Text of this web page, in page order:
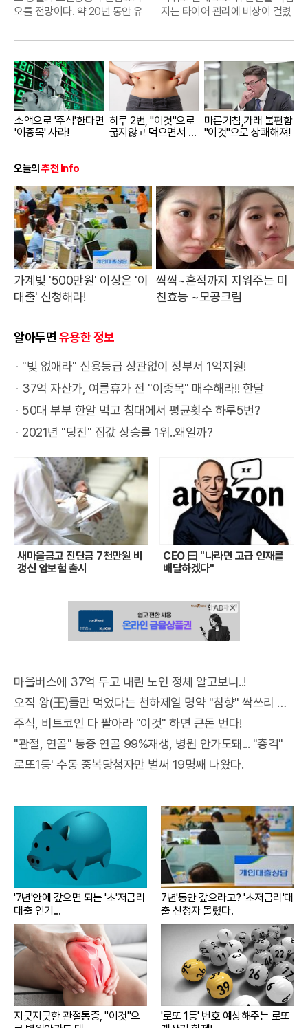
비자가 일부러 찾아가는 독창적
홈플러스가 저가 상품 확대에 그
등과의 경쟁에서 차별성을 확보
하기 어렵다는 것이다.앞으로 한
달은 홈플러스 회생의 최대 분수
령이 될 전망이다. 서울회생법원
이 제시한 회생계획안 가결 시한
은 다음 달 4일이다. 관계인 집회
홈플러스는 가오픈 이후 약 4주
을 증명해야 한다. 업계는 방문객
수, 객단가, 재고 회전율, 협력사
납품 정상화 여부가 채권단 설득
의 핵심 지표가 될 것으로 보고
있다.궁극적인 관건은 본사와 대
형마트, 온라인 사업을 포함한 잔
존 사업부문의 매각 가능성이다.
홈플러스는 전국 126개 점포 중
약 58개를 직접 보유하고 있어
있지만, 지난해 매각 시도는 본입
찰 참여자가 없어 무산됐다. 조사
위원인 삼일회계법인이 청산가
치가 존속가치보다 약 1조2000
억원 높다고 평가한 점도 부담이
억원 지원이 회생 성공을 의미한
다기보다 기업가치를 다시 평가
영업 재개 이후 실제 현금흐름 개
선이 확인되지 않으면 회생계획
인가와 M&A 모두 난항을 겪을
가능성이 크다. 홈플러스가 다시
문을 여는 이번 한 달은 생존 가
능성을 증명해야 하는 시험대가
될 전망이다.
어 수만 해도 6,600개를 넘어섰
개를 돌파할 것이 확실시된다. 올
대규모 인파가 몰리는 장소를 전
략적으로 선택해 접점을 넓혔다.
창원과 부산, 대구의 프로야구 경
기장에서 운영했던 '스트라이크
존' 팝업의 열기를 동해안으로 이
어오며 전국적인 안전 문화 확산
어 관리 문화를 정착시키기 위한
소통을 강화할 계획이다. 소비자
들에게 즐거운 브랜드 경험을 제
공함으로써 타이어가 단순한 소
모품이 아닌 안전을 지키는 핵심
부품이라는 인식을 심어주는 것
이 목표다. 망상해수욕장에서의
2차 행사는 오는 7일부터 9일까
지 다시 한번 문을 열고 피서객들
브랜드의 친밀감을 높이는 성공
적인 마케팅 모델로 자리 잡고 있
다.
헨의 신입생으로서 기대를 모았
의 입지에도 악영향을 미칠 것으
수비 라인의 자존심을 세워줄 것
으로 믿었던 팬들은 이토의 비매
너 플레이에 실망감을 감추지 못
하고 있다. 특히 한국 투어라는
상징적인 무대에서 개최국 팀의
선수를 상대로 위험한 파울을 범
대립으로까지 번질 조짐을 보이
고 있다. 일본 매체 사커 다이제
스트 역시 유럽 매체들의 비판 여
론을 비중 있게 다루며 이토를 향
한 싸늘한 시선을 전했다.제주S
K 측은 다행히 신상은 선수가 큰
부상을 피했다는 소식을 전했으
나, 구단 안팎에서는 친선전의 안
전 대책에 대한 우려가 쏟아지고
있다. 거액의 초청료를 지불하고
성사된 이벤트 경기에서 주력 선
른 뮌헨 구단 역시 승리에도 불구
투어의 빛이 바랬다는 평가를 피
하기 어렵게 됐다. 팀의 명성에
걸맞지 않은 수비수의 무모함이
뮌헨이 추구하는 '품격 있는 축
른 뮌헨은 제주에서의 일정을 마
으로 이동했다. 이들은 오는 7일
애스턴 빌라와의 친선전을 앞두
고 있으며, 이후 독일로 돌아가 R
B라이프치히와 프리시즌 마지막
점검을 가질 예정이다. 이토 히로
키가 남은 일정 동안 실추된 이미
지를 회복하고 수비수로서의 본
분에 집중할 수 있을지 귀추가 주
목된다. 하지만 이번 제주 원정에
동안 축구 팬들의 기억 속에 '최
악의 프리시즌 매너'로 남을 것으
시선은 자연스럽게 시즌 종료 후
년 KIA와 맺은 3년 총액 25억 원
김태군은 생애 두 번째 FA 자격
을 얻게 된다. 올해 시장에는 양
의지, 박동원 등 리그 정상급 포
수들이 대거 쏟아져 나올 가능성
이 커 구단들의 포수 수요가 요동
칠 전망이다. 주전급 포수를 보유
든히 받쳐줄 노련한 파트너가 절
실한 상황이라 내부 FA인 김태군
을 놓치기 힘든 처지다.KIA 구단
입장에서도 외부에서 새로운 포
수를 수혈하는 것보다는 팀 사정
에 밝은 김태군을 잔류시키는 것
이 훨씬 합리적인 선택이다. 한준
수가 주전으로 자리를 잡았다고
는 하나 아직은 더 단단해지는 과
하는 현실을 감안하면 김태군과
의 동행 연장은 선택이 아닌 필수
라는 분석이 지배적이다. 3년 전
김태군을 영입하며 안방의 안정
유효한 셈이다.결국 이번 스토브
과의 원만한 재계약이 될 것으로
보인다. 공·수·주를 겸비한 외야
수 김호령의 FA 협상이 시장의
큰 관심을 끌고 있지만, 팀 전력
의 근간인 안방 안정을 생각하면
김태군 협상의 우선순위도 결코
낮지 않다. 두 선수 모두를 잡겠
다는 목표 아래 KIA는 전략적인
협상에 나설 전망이다. 특히 김태
벼울 수 있어 팀의 1호 계약 소식
을 전해올 가능성도 점쳐진다. 한
준수라는 미래와 김태군이라는
현재를 조화롭게 유지하려는 KI
등 당대 거장들을 해외에 알린 주
역이 바로 이대원이다. 이번 전시
육자로서 남긴 방대한 아카이브
를 함께 공개해 화가 이면에 숨겨
진 문화 리더로서의 면모를 부각
한다. 한국 미술이 국제 무대로
나아갈 수 있도록 가교 역할을 했
던 그의 활동상은 그를 단순히
'행복한 화가'로만 규정할 수 없
는 이유를 설명해 준다.전시의 하
과수원에서 완성한 대작들이 모
달하는 '도리화'를 비롯해 압도적
인 스케일의 작품들은 작가가 생
의 마지막까지 붓을 놓지 않았던
예술적 열정을 보여준다. 특히 전
시장 바닥에 설치된 반사 시트지
는 관람객이 마치 거대한 과수원
한가운데 서 있는 듯한 몰입감을
선사하며 작품 속으로 깊숙이 끌
어들인다. 과거 권력자의 소장품
었던 '농원' 등 굴곡진 사연을 간
직한 작품들도 한자리에 모여 작
가의 파란만장한 화업을 대변한
다.작가의 작품 세계를 관통하는
'당신을 슬프게 하는 것은 하나도
없다'라는 전시명은 역설적으로
그가 마주했던 치열한 창작의 고
통을 암시한다. 밝고 환한 색채
번의 붓질을 반복했던 인고의 시
간이 숨어 있기 때문이다. 미술계
전문가들은 이번 전시가 이대원
을 향한 고정관념을 깨고 그를 한
국 근현대 미술사에서 독보적인
위치를 점한 선구자로 재정립하
는 계기가 될 것이라고 평가한다.
화려한 색채 속에 감춰진 작가의
진심은 캔버스 너머의 관람객들
관 덕수궁관에서 열리는 이번 전
시는 오는 11월 8일까지 관람객
을 맞이한다. 가을의 문턱에서 만
전할 것으로 기대된다. 관람객들
은 덕수궁의 고즈넉한 분위기 속
에서 한국적 색채 미학의 정수를
만끽하며 거장이 남긴 예술적 유
산을 확인하게 된다. 전시는 별도
의 시사점이나 교훈을 강요하지
않은 채 작가가 평생에 걸쳐 완성
한 빛과 색의 향연을 있는 그대로
츠는 무동력, 무공해의 친환경적
인 특성 덕분에 더욱 각광받고 있
솔, 포토존을 갖춘 전문 구역을
운영하며 방문객들이 쾌적하게
해양 레저를 즐길 수 있도록 세심
한 인프라를 구축했다.광안리의
매력은 바다에만 머물지 않고 인
근 골목으로 이어진다. '빵천
동'이라는 별칭으로 더 유명한 남
천동 일대는 빵을 사랑하는 여행
간에는 수십 년 전통의 노포 빵집
부터 최신 유행을 선도하는 감각
적인 베이커리들이 촘촘히 들어
서 있다. 여행객들은 바다에서 물
놀이를 즐긴 뒤 이곳을 찾아 이른
바 '빵지순례'를 즐기며 미식 여
행의 즐거움을 만끽한다.이러한
다채로운 요소들이 결합하면서
여행객들 사이에서는 '낮에는 해
위기를 즐긴 뒤, 저녁이 되면 드
론쇼와 야경을 감상하기 위해 광
안리로 이동하는 동선이 자리를
잡은 것이다. 특히 광복절 주간에
는 독립운동가들의 희생을 기리
는 장엄한 드론 공연과 함께 국제
들이 겹치면서 광안리 일대는 그
어느 때보다 활기찬 축제의 장이
될 것으로 보인다.수영구는 방문
객 급증에 대비해 안전 요원을 대
폭 확충하고 교통 혼잡을 최소화
하기 위한 대책 마련에 분주한 모
습이다. 드론쇼가 열리는 시간에
는 행사장 주변의 보행자 안전을
최우선으로 고려하며, 해양 레저
해가 교차하는 지점에서 시작된
관광의 열기는 광안리의 혁신적
인 야간 콘텐츠와 지역 특색을 살
선사할 준비를 마쳤다.
이 에어프라이어 조리만으로 샐
활용할 수 있다는 점이 주효했다.
으로 재해석한 제품들도 폭발적
인 인기를 끌고 있다. 오뚜기가
선보인 동대문식 닭한마리 칼국
수는 출시된 지 채 20일도 되지
않아 50만 개가 넘는 누적 판매
량을 기록했다. 유명 맛집 거리의
서 그대로 즐길 수 있다는 점이
소비자들의 입맛을 사로잡은 것
이다. 특히 복날 시즌을 맞아 삼
계탕 제품과 결합하거나 닭가슴
살 고명을 추가하는 등 나만의 보
양 레시피로 응용하는 사례가 늘
면서 판매에 더욱 탄력이 붙었다.
치킨 프랜차이즈 기반의 간편식
시장 성장세도 눈부시다. BBQ
는 올해 상반기 간편식 유통 매출
이 지난해보다 30% 가까이 급증
널에서만 판매하던 오븐구이 닭
시키며 소비자 접점을 넓힌 결과
다. 별도의 해동 없이 에어프라이
어로 뚝딱 완성할 수 있는 조리
편의성과 자메이카 통다리구이
용한 익숙한 맛이 매출 상승의 원
식을 선택하는 기준은 이제 '얼마
나 간단한가'를 넘어 '얼마나 전
문점의 맛에 가까운가'로 이동하
고 있다. 손질이 완료된 원재료와
짧은 조리 시간은 기본이며, 허브
마리네이드나 특제 소스 등을 활
용해 집에서도 고급 레스토랑 분
위기를 낼 수 있는 제품들이 각광
받고 있다. 식품업계는 이러한 수
태를 살린 제품군을 다양화하고,
순살 제품의 맛을 세분화하는 등
프리미엄 라인업을 강화하며 시
장 지배력을 높여갈 방침이다.유
이 간편식 시장의 지속적인 성장
을 뒷받침할 것으로 내다보고 있
다. 폭염이라는 계절적 요인이 촉
매제가 되었지만, 이미 간편식의
품질에 만족한 소비자들이 재구
매로 이어지는 선순환 구조가 형
성되었다는 분석이다. 식품업계
을 통해 소비자들의 다양한 생활
방식에 맞춘 간편식 제품군을 지
속적으로 확대해 나갈 계획이라
고 밝혔다.
할 것으로 전망된다. 1회전에서
몸을 풀게 되는 안세영은 16강전
것으로 보인다. 본격적인 승부는
8강전부터 시작될 예정인데, 중
국의 강호 한웨가 안세영의 준결
승 길목을 지키고 있다. 한웨를
넘어서야만 비로소 왕즈이와의
운명적인 맞대결이 성사되는 구
세계선수권 정상에 오르며 전성
기를 구가했으나, 지난해 파리 대
회에서는 준결승의 벽을 넘지 못
하고 2연패에 실패한 아픔이 있
다. 당시 천위페이에게 발목을 잡
혔던 기억을 털어내고 다시금 세
계 최강자의 위용을 증명하겠다
는 각오다. 현재 안세영은 부상
우려를 털어내고 최상의 컨디션
승행 티켓을 놓고 다툴 것으로 예
상된다. 야마구치는 지난해 안세
영이 주춤한 사이 정상을 차지한
강력한 우승 후보로, 안세영이 결
상대로 꼽힌다. 천위페이 역시 중
즈이와 함께 안세영을 견제할 핵
심 인물이다. 세계 톱 랭커들이
모두 최상의 전력으로 참가하는
만큼 매 경기가 결승전급 긴장감
을 선사할 전망이다.배드민턴 팬
들의 시선은 벌써부터 뉴델리로
향하고 있다. 안세영이 8강과 준
결승에서 만날 중국 선수들의 파
상공세를 뚫고 다시 한번 시상대
초미의 관심사다. 특히 왕즈이와
의 준결승전은 사실상의 결승전
이라 불릴 만큼 비중이 커졌다.
셔틀콕 여제가 3년 만에 세계선
낼 수 있을지 귀추가 주목된다.
질서조차 지켜지지 않았다는 점
이다. 경기 후 공식 기자회견과
장은 아수라장이 됐다. 콤파니 감
독의 발언이 이어지는 도중 바이
에른 선수들이 이미 경기장을 떠
나고 있다는 소식이 전해졌고, 이
과정에서 취재진과 운영 인력 사
이에 고성이 오갔다. 김민재의 소
감을 직접 듣고자 했던 계획은 무
산됐으며, 믹스트존은 허가받지
가 뒤섞여 본래의 기능을 완전히
상실했다.입장권 판매와 검표 과
정에서도 원칙은 실종됐다. 주최
측은 암표 근절을 위해 엄격한 본
인 확인 절차를 예고했으나, 실제
현장에서는 정체 현상을 해소한
다는 명목으로 서류 검사 없이 모
든 인원을 입장시켰다. 제주 도민
을 우선 배려하겠다는 약속도 지
켜지지 않아 정작 지역 서포터즈
들이 일반석으로 밀려나는 촌극
상대 팀 팬들이 차지하는 기현상
이 나타나며 예매 시스템의 허점
을 여실히 드러냈다.관중석 통제
역시 사실상 방치된 상태였다. 경
기를 관람하러 온 박지성과 이영
표 등 축구계 원로들이 전광판에
잡히자, 일부 팬들이 구역을 무단
으로 이탈해 이들에게 접근하는
지가 전무한 상황에서 일반 관중
이 기자석과 VIP 구역을 자유롭
게 드나드는 위험천만한 장면이
연출됐다. 결국 유명 인사들이 소
란을 피해 하프타임에 자리를 옮
겨야 할 정도로 현장 경호 체계는
무기력한 모습을 보였다.기본적
인 선수 명단 관리에서도 소통 부
재의 흔적이 역력했다. 경기 시작
틀리게 기재되거나, 신입 외국인
선수의 성함이 누락되는 등 기초
적인 실수가 반복됐다. 제주 구단
다. 경기가 한참 진행된 후에야
수정된 명단이 다시 전달됐지만,
이미 주최 측의 전문성에 대한 신
뢰는 바닥으로 떨어진 뒤였다.이
번 행사는 유럽 명문 구단의 이름
값에만 기댄 채 내실을 전혀 갖추
지 못한 '빛 좋은 개살구'에 그쳤
다. 수만 명의 인파가 몰리는 대
등 어느 것 하나 매끄럽게 처리하
지 못했다. 제주 축구 역사에 남
을 소중한 기회는 주최 측의 무책
임한 방관 속에 팬들의 원성과 행
정적 혼란만이 가득한 상처뿐인
기록으로 남게 됐다.
은 상황에서 정부가 부동산 시장
안정을 체감할 만한 수준으로 이
기에 국내 증시 부진까지 겹치면
서 주식 투자에 참여했던 청년층
의 실망감도 커지고 있다.여성 정
책에 대한 불만도 적지 않다. 일
부 젊은 여성 유권자들은 정부와
여당이 지난 1년 동안 뚜렷한 여
성 의제를 제시하지 못했다고 보
고 있다. 임신중절 약물 도입 등
보완도 충분하지 않았다는 지적
이다. 이들은 민주당이 국민의힘
과 차별화된 진보적 의제를 보여
주지 못했다고 평가하며, 더 선명
한 정책을 내세우는 정당으로 지
지를 옮길 가능성도 내비치고 있
다.여론조사에서도 변화는 확인
된다. 한국갤럽 월별 통계표에 따
르면 지난해 7월 이 대통령에 대
한 20대 여성 지지율은 61%, 30
여성은 16%포인트, 30대 여성
은 22%포인트 하락한 것이다.
같은 기간 전체 지지율이 64%에
서 53%로 11%포인트 낮아진 것
과 비교하면 젊은 여성층의 하락
폭이 훨씬 크다.민주당 지지율도
율은 지난해 7월보다 3%포인트
하락하는 데 그쳤지만, 20대 여
성은 37%에서 29%로, 30대 여
성은 48%에서 39%로 떨어졌
다. 전체 지지 기반은 비교적 유
지되고 있지만, 젊은 여성층에서
는 이탈 폭이 더 크게 나타난 셈
이다.여권 내부에서는 당혹감이
감지된다. 20·30대 여성은 지난
탄핵 집회에도 적극 참여한 세대
로 평가돼 왔다. 하지만 최근 서
울시장 선거 출구조사에서는 30
다. 20대 여성 역시 민주당 후보
를 더 많이 선택하긴 했지만 격차
는 크지 않았다.민주당 안팎에서
는 부동산과 여성 인권 문제에서
체감할 만한 변화를 만들지 못한
것이 이탈의 원인이라는 분석이
나온다. 젊은 여성 유권자들이 여
권과 강한 일체감을 갖고 있다기
제기된다.문제는 대응 방식이다.
민주당 내부에서는 여성 맞춤형
정책을 전면에 내세울 경우 ‘젠더
갈라치기’ 논란에 휘말릴 수 있다
는 우려가 있다. 과거 대선 과정
에서 여성 커뮤니티를 향한 직접
호소가 청년 남성층의 반발을 불
렀던 경험 때문이다. 이 때문에
지난해 대선에서도 민주당은 성
별 공약보다 ‘청년’이라는 포괄적
메시지를 앞세웠다.이 대통령도
취임 1주년 기자회견에서 20·30
여성 지지 약화에 대해 “단정하
기 어렵다”며 신중한 태도를 보
였다. 여당 일각에서는 부동산과
주식시장 등 민생 문제가 해결되
오를 전망이다. 약 20년 동안 유
실에 맞게 조정하겠다는 취지다.
관에서 열린 하반기 주요 업무 보
고에서 새로운 궁·능 관람료 기준
을 오는 11월 발표하고, 내년 1월
1일부터 적용할 계획이라고 밝혔
다. 이날 업무 보고는 이재명 대
통령 주재로 진행됐다.현재 주요
과 창덕궁이 각각 3000원, 창경
궁과 덕수궁이 각각 1000원이
다. 조선왕릉은 성인 기준 500원
에서 2000원 수준으로 책정돼
있다. 만 24세 이하 내국인과 65
세 이상 내국인, 독립유공자와 배
우자, 국가유공자, 임산부 등은
현행대로 무료 관람 대상에 포함
된다.국가유산청은 이번 조정이
단순한 가격 인상이 아니라 장기
간 동결된 관람료를 현실화하는
큰 변화 없이 유지돼 왔다. 문화
문화유산 관람료와 비교할 때 국
내 궁궐·왕릉 관람료가 지나치게
낮다는 지적이 이어졌다. 물가 상
승과 시설 관리 비용 증가를 고려
하면 최소한의 조정이 필요하다
는 의견도 꾸준히 제기됐다.최근
서 궁궐과 왕릉을 찾는 관람객도
빠르게 증가하고 있다. 국가유산
청에 따르면 올해 상반기 4대 궁
과 종묘를 방문한 관람객은 총 7
41만 명으로 집계됐다. 이는 지
난해 같은 기간보다 6% 늘어난
수치다. 특히 외국인 관람객은 2
9% 증가해 궁·능 관리와 관람 환
경 개선을 위한 재원 확보 필요성
직 정해지지 않았다. 국가유산청
은 관람료 현실화를 위한 연구 용
역을 마친 상태이며, 오는 11월
대국민 공개토론회를 거쳐 최종
유산 보존 필요성을 함께 고려하
겠다는 방침이다.국가유산청은
관람료 개편과 함께 국가유산의
활용과 향유 기회를 넓히는 정책
도 추진한다. 올해 유네스코 세계
유산 ‘한국의 갯벌’ 2단계 확대
등재 성과를 바탕으로, 세월호 참
담은 ‘수운잡방과 음식디미방’의
세계기록유산 아시아·태평양 지
역 목록 등재를 추진한다.오는 1
2월에는 ‘한지 제작의 전통지식
과 기술 및 문화적 실천’의 인류
무형문화유산 등재에도 도전한
다. 한지 제작 전통을 국제사회에
알리고, 한국 문화유산의 가치를
확산하겠다는 계획이다.국민이
국가유산을 일상 속에서 더 가까
이 접할 수 있도록 주요 사적지의
녹지 공간 개방도 추진된다. 국가
유산청은 현충사 등 주요 사적지
5곳의 녹지를 시범 개방하는 방
안을 검토 중이다. 또 최근 해외
에서 환수한 안중근 의사의 친필
지는 타이어 관리에 비상이 걸렸
노면 온도가 급격히 상승하는 여
숙지해야 할 타이어 유지 및 보수
지침을 발표했다. 최근처럼 낮 기
온이 40도에 육박할 경우 아스
팔트 온도는 60도 이상으로 치
솟아 타이어 고무의 내구성을 급
격히 떨어뜨린다. 고온의 노면은
세한 균열을 유발하는 주범이 된
다.여름철 장거리 운행을 계획하
고 있다면 타이어에 가해지는 열
부하를 줄이는 것이 무엇보다 중
요하다. 전문가들은 고속도로 주
행 시 최소 2시간마다 차량을 멈
추고 타이어가 열을 식힐 수 있는
휴식 시간을 가질 것을 권장한다.
또한 타이어의 특정 부위만 마모
위치 교환은 제동력을 일정하게
유지하고 주행 안정성을 높여 급
격한 기온 변화 속에서도 안전한
운행을 돕는다.많은 운전자가 오
철 타이어 공기압 조절이다. 기온
창한다는 이유로 공기압을 일부
러 낮추는 경우가 있지만, 이는
오히려 위험한 결과를 초래할 수
있다. 공기압이 낮아지면 타이어
와 노면의 접지 면적이 넓어져 마
찰열이 과도하게 발생하고, 이는
타이어 구조의 변형으로 이어질
가능성이 크다. 반대로 공기압이
너무 높으면 승차감이 나빠지고
사가 권장하는 적정 수치를 유지
하는 것이 가장 바람직하다.타이
어 점검에 어려움을 느끼는 소비
자들을 위해 전문적인 관리 서비
이션은 온·오프라인을 연계한 원
스톱 시스템을 통해 타이어의 구
매부터 장착, 사후 관리까지 통합
적인 솔루션을 제공한다. 특히 디
지털 플랫폼인 티스테이션닷컴
을 이용하면 매장을 직접 방문하
지 않고도 자신의 차량에 최적화
은 편의성을 제공하고 있다.회원
전용 서비스인 올마이티를 이용
하면 더욱 꼼꼼한 무상 점검 혜택
을 누릴 수 있다. 전문 매장에서
는 타이어 마모 상태와 공기압 체
크는 물론 엔진오일, 배터리, 워
셔액 등 기본적인 소모품 점검을
무료로 시행한다. 아울러 고가의
타이어 교체 비용 부담을 덜어주
기 위해 스마트 페이를 통한 장기
무이자 할부 혜택을 제공하며, 구
매 후 1년 이내에 발생하는 예기
치 못한 파손에 대해서도 보상해
주는 안심 서비스를 운영해 소비
자들의 신뢰를 얻고 있다.평일 방
문이 어려운 직장인들을 위해 일
소액으로 '주식'한다면
'이종목' 사라!
하루 2번, "이것"으로
굶지않고 먹으면서 빼
마른기침,가래 불편함
"이것"으로 상쾌해져!
오늘의 추천 Info
가계빚 '500만원' 이상은 '이
대출' 신청해라!
싹싹~흔적까지 지워주는 미
친효능 ~모공크림
알아두면 유용한 정보
"빚 없애라" 신용등급 상관없이 정부서 1억지원!
37억 자산가, 여름휴가 전 "이종목" 매수해라!! 한달
50대 부부 한알 먹고 침대에서 평균횟수 하루5번?
2021년 "당진" 집값 상승률 1위..왜일까?
새마을금고 진단금 7천만원 비
갱신 암보험 출시
CEO 曰 "나라면 고급 인재를
배달하겠다"
마을버스에 37억 두고 내린 노인 정체 알고보니..!
오직 왕(王)들만 먹었다는 천하제일 명약 "침향" 싹쓰리 완판!! 왜 난리났나 봤더니..경악!
주식, 비트코인 다 팔아라 "이것" 하면 큰돈 번다!
"관절, 연골" 통증 연골 99%재생, 병원 안가도돼... "충격"
로또1등' 수동 중복당첨자만 벌써 19명째 나왔다.
'7년'안에 갚으면 되는 '초'저금리
대출 인기...
7년'동안 갚으라고? '초저금리'대
출 신청자 몰렸다.
지긋지긋한 관절통증, "이것"으
'로또 1등' 번호 예상해주는 로또